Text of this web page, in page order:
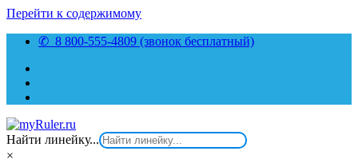
Перейти к содержимому
✆ 8 800-555-4809 (звонок бесплатный)
Найти линейку...
×